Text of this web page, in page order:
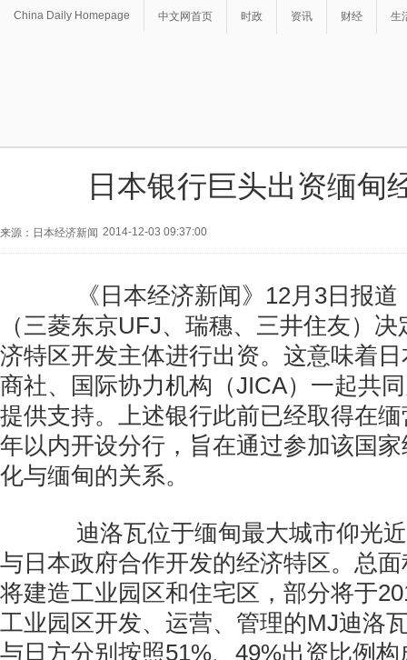
China Daily Homepage 中文网首页 时政 资讯 财经 生
日本银行巨头出资缅甸
来源：日本经济新闻 2014-12-03 09:37:00
《日本经济新闻》12月3日报道
（三菱东京UFJ、瑞穗、三井住友）
济特区开发主体进行出资。这意味着
商社、国际协力机构（JICA）一起共
提供支持。上述银行此前已经取得在
年以内开设分行，旨在通过参加该国
化与缅甸的关系。
迪洛瓦位于缅甸最大城市仰光近
与日本政府合作开发的经济特区。总
将建造工业园区和住宅区，部分将于
工业园区开发、运营、管理的MJ迪洛
与日方分别按照51%、49%出资比例构